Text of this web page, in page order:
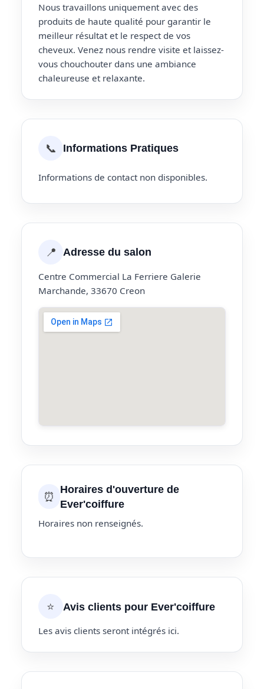
Nous travaillons uniquement avec des
produits de haute qualité pour garantir le
meilleur résultat et le respect de vos
cheveux. Venez nous rendre visite et laissez-
vous chouchouter dans une ambiance
chaleureuse et relaxante.
📞 Informations Pratiques
Informations de contact non disponibles.
📍 Adresse du salon
Centre Commercial La Ferriere Galerie
Marchande, 33670 Creon
⏰
Horaires d'ouverture de
Ever'coiffure
Horaires non renseignés.
⭐ Avis clients pour Ever'coiffure
Les avis clients seront intégrés ici.